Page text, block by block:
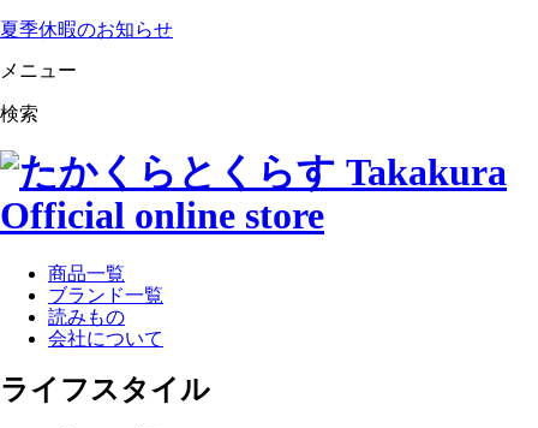
夏季休暇のお知らせ
メニュー
検索
商品一覧
ブランド一覧
読みもの
会社について
ライフスタイル